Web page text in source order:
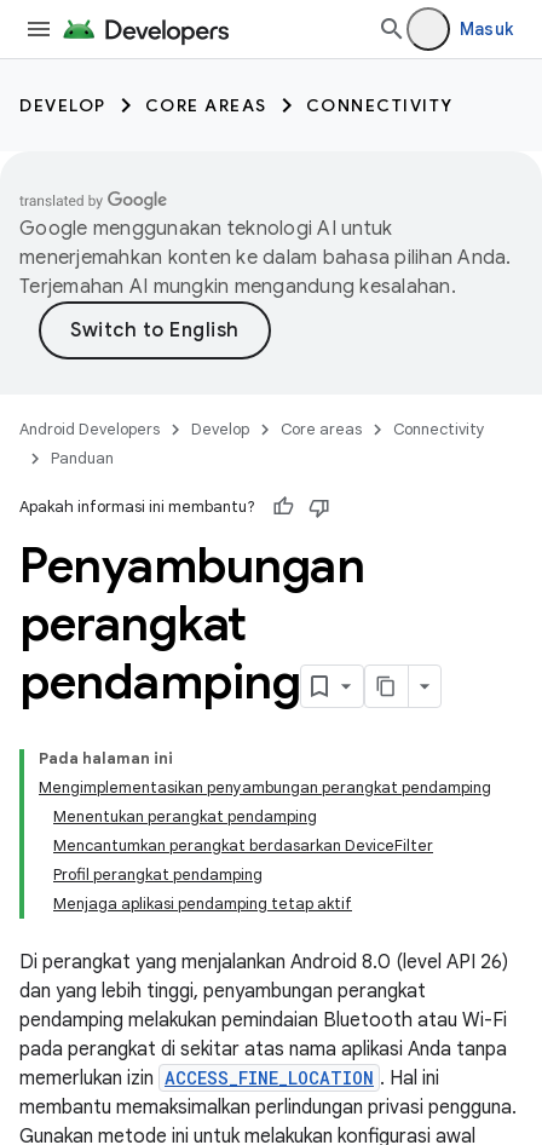
Masuk
DEVELOP CORE AREAS CONNECTIVITY
Google menggunakan teknologi AI untuk
menerjemahkan konten ke dalam bahasa pilihan Anda.
Terjemahan AI mungkin mengandung kesalahan.
Android Developers Develop Core areas
Connectivity
Panduan
Apakah informasi ini membantu?
Penyambungan
perangkat
pendamping
Pada halaman ini
Mengimplementasikan penyambungan perangkat pendamping
Menentukan perangkat pendamping
Mencantumkan perangkat berdasarkan DeviceFilter
Profil perangkat pendamping
Menjaga aplikasi pendamping tetap aktif
Di perangkat yang menjalankan Android 8.0 (level API 26)
dan yang lebih tinggi, penyambungan perangkat
pendamping melakukan pemindaian Bluetooth atau Wi-Fi
pada perangkat di sekitar atas nama aplikasi Anda tanpa
memerlukan izin ACCESS_FINE_LOCATION . Hal ini
membantu memaksimalkan perlindungan privasi pengguna.
Gunakan metode ini untuk melakukan konfigurasi awal